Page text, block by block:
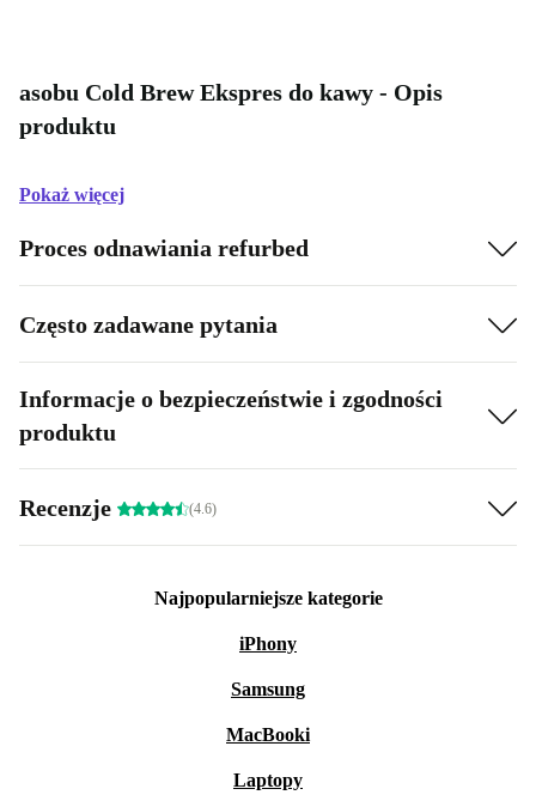
asobu Cold Brew Ekspres do kawy - Opis
produktu
Pokaż więcej
Proces odnawiania refurbed
Często zadawane pytania
Informacje o bezpieczeństwie i zgodności
produktu
Recenzje (4.6)
Najpopularniejsze kategorie
iPhony
Samsung
MacBooki
Laptopy